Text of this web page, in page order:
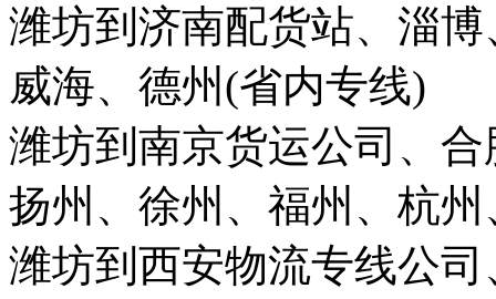
潍坊到济南配货站、淄
威海、德州(省内专线)
潍坊到南京货运公司、
扬州、徐州、福州、杭
潍坊到西安物流专线公